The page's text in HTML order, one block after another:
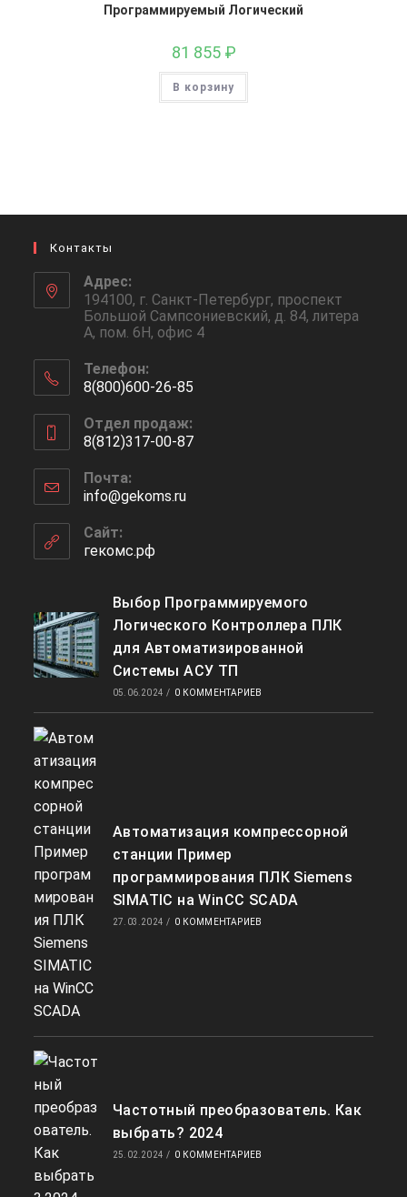
Программируемый Логический
81 855 ₽
В корзину
Контакты
Адрес:
194100, г. Санкт-Петербург, проспект
Большой Сампсониевский, д. 84, литера
А, пом. 6Н, офис 4
Телефон:
8(800)600-26-85
в
вашем
приложении
Отдел продаж:
8(812)317-00-87
в
вашем
приложении
Почта:
info@gekoms.ruОткроется
Сайт:
гекомс.рф
Выбор Программируемого
Логического Контроллера ПЛК
для Автоматизированной
Системы АСУ ТП
05.06.2024 / 0 КОММЕНТАРИЕВ
Автоматизация компрессорной
станции Пример
программирования ПЛК Siemens
SIMATIC на WinCC SCADA
27.03.2024 / 0 КОММЕНТАРИЕВ
Частотный преобразователь. Как
выбрать? 2024
25.02.2024 / 0 КОММЕНТАРИЕВ